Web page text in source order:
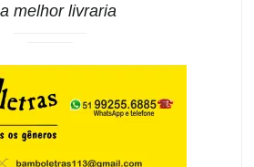
melhor livraria